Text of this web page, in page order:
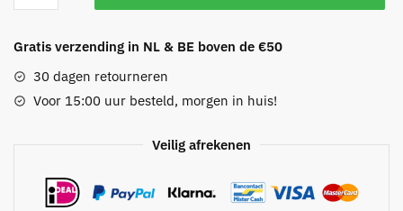
aantal
Gratis verzending in NL & BE boven de €50
30 dagen retourneren
Voor 15:00 uur besteld, morgen in huis!
Veilig afrekenen